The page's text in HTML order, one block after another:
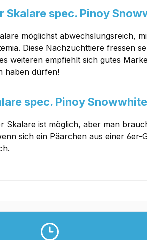
Skalare spec. Pinoy
möglichst abwechslungsreich,
Diese Nachzuchttiere fressen
weiteren empfiehlt sich gutes
haben dürfen!
spec. Pinoy Snowwhite
Skalare ist möglich, aber man
sich ein Päarchen aus einer